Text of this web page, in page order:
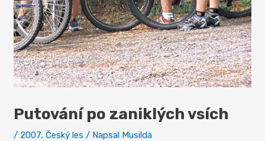
Putování po zaniklých vsích
/ 2007, Český les / Napsal Musilda